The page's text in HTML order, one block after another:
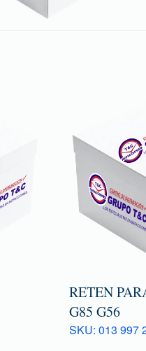
RETEN
G85 G56
SKU: 013 997